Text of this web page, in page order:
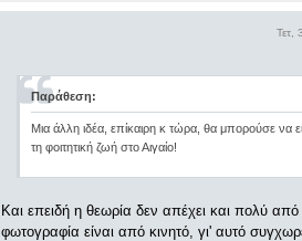
Τετ,
Παράθεση:
Μια άλλη ιδέα, επίκαιρη κ τώρα, θα μπορούσε να
τη φοιτητική ζωή στο Αιγαίο!
Και επειδή η θεωρία δεν απέχει και πολύ
φωτογραφία είναι από κινητό, γι' αυτό